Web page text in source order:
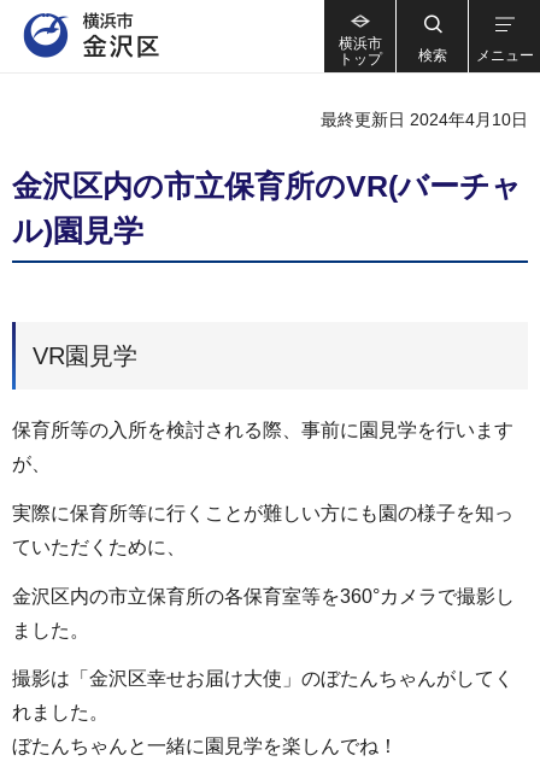
横浜市
トップ
検索 メニュー
最終更新日 2024年4月10日
金沢区内の市立保育所のVR(バーチャ
ル)園見学
VR園見学
保育所等の入所を検討される際、事前に園見学を行います
が、
実際に保育所等に行くことが難しい方にも園の様子を知っ
ていただくために、
金沢区内の市立保育所の各保育室等を360°カメラで撮影し
ました。
撮影は「金沢区幸せお届け大使」のぼたんちゃんがしてく
れました。
ぼたんちゃんと一緒に園見学を楽しんでね！